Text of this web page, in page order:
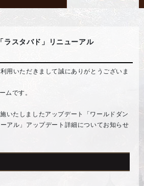
ラスタバド」リニューアル
用いただきまして誠にありがとうございま
ムです。
いたしましたアップデート「ワールドダン
アル」アップデート詳細についてお知らせ